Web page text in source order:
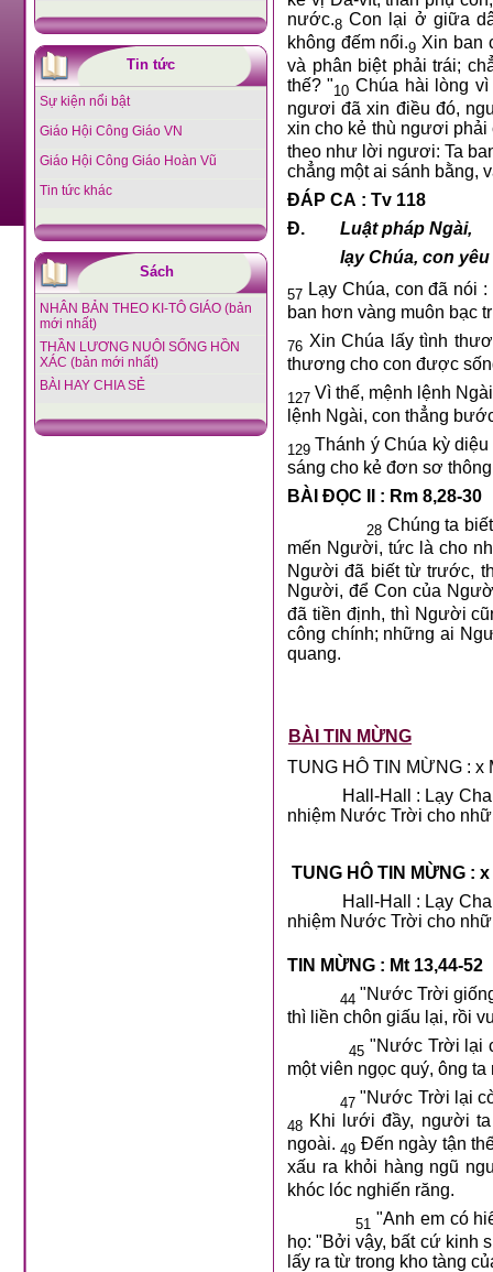
Tin tức
Sự kiện nổi bật
Giáo Hội Công Giáo VN
Giáo Hội Công Giáo Hoàn Vũ
Tin tức khác
Sách
NHÂN BẢN THEO KI-TÔ GIÁO (bản
mới nhất)
THẦN LƯƠNG NUÔI SỐNG HỒN
XÁC (bản mới nhất)
BÀI HAY CHIA SẺ
nước.8 Con lại ở giữa
không đếm nổi.9 Xin ban
và phân biệt phải trái;
thế? "10 Chúa hài lòng
ngươi đã xin điều đó,
xin cho kẻ thù ngươi
theo như lời ngươi: Ta
chẳng một ai sánh bằng,
ĐÁP CA : Tv 118
Đ.
Luật pháp Ngài,
lạy Chúa, con
57 Lạy Chúa, con đã nói
ban hơn vàng muôn bạc
76 Xin Chúa lấy tình
thương cho con được
127 Vì thế, mệnh lệnh
lệnh Ngài, con thẳng
129 Thánh ý Chúa kỳ
sáng cho kẻ đơn sơ
BÀI ĐỌC II : Rm 8,28-30
28 Chúng ta
mến Người, tức là cho
Người đã biết từ trước,
Người, để Con của
đã tiền định, thì Người
công chính; những ai
quang.
BÀI TIN MỪNG
TUNG HÔ TIN MỪNG : x
Hall-Hall : Lạy
nhiệm Nước Trời cho
TUNG HÔ TIN MỪNG :
Hall-Hall : Lạy
nhiệm Nước Trời cho
TIN MỪNG : Mt 13,44-52
44 "Nước Trời
thì liền chôn giấu lại, rồi
45 "Nước Trời lại
một viên ngọc quý, ông
47 "Nước Trời lại
48 Khi lưới đầy, người
ngoài. 49 Đến ngày tận
xấu ra khỏi hàng ngũ
khóc lóc nghiến răng.
51 "Anh em có
họ: "Bởi vậy, bất cứ kinh
lấy ra từ trong kho tàng